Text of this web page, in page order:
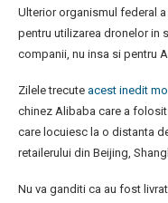
Ulterior organismul federal
pentru utilizarea dronelor in
companii, nu insa si pentru
Zilele trecute acest inedit
chinez Alibaba care a
care locuiesc la o distanta
retailerului din Beijing,
Nu va ganditi ca au fost